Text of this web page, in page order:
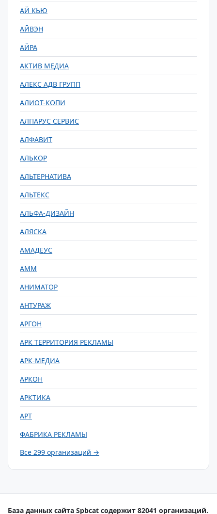
АЙ КЬЮ
АЙВЭН
АЙРА
АКТИВ МЕДИА
АЛЕКС АДВ ГРУПП
АЛИОТ-КОПИ
АЛПАРУС СЕРВИС
АЛФАВИТ
АЛЬКОР
АЛЬТЕРНАТИВА
АЛЬТЕКС
АЛЬФА-ДИЗАЙН
АЛЯСКА
АМАДЕУС
АММ
АНИМАТОР
АНТУРАЖ
АРГОН
АРК ТЕРРИТОРИЯ РЕКЛАМЫ
АРК-МЕДИА
АРКОН
АРКТИКА
АРТ
ФАБРИКА РЕКЛАМЫ
Все 299 организаций →
База данных сайта Spbcat содержит 82041 организаций.